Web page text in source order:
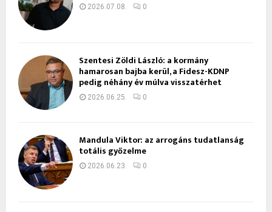
2026.07.08. 0
Szentesi Zöldi László: a kormány
hamarosan bajba kerül, a Fidesz-KDNP
pedig néhány év múlva visszatérhet
2026.06.25. 0
Mandula Viktor: az arrogáns tudatlanság
totális győzelme
2026.06.23. 0